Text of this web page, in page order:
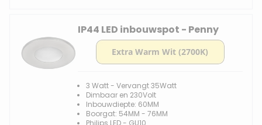
IP44 LED inbouwspot - Penny
3 Watt - Vervangt 35Watt
Dimbaar en 230Volt
Inbouwdiepte: 60MM
Boorgat: 54MM - 76MM
Philips LED - GU10